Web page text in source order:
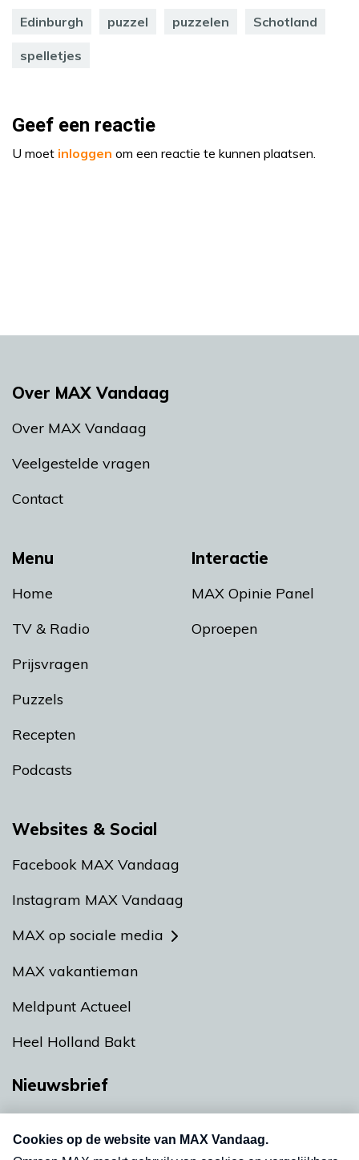
Edinburgh puzzel puzzelen Schotland
spelletjes
Geef een reactie
U moet inloggen om een reactie te kunnen plaatsen.
Menu
Home
TV & Radio
Prijsvragen
Puzzels
Recepten
Podcasts
Interactie
MAX Opinie Panel
Oproepen
Over MAX Vandaag
Over MAX Vandaag
Veelgestelde vragen
Contact
Websites & Social
Facebook MAX Vandaag
Instagram MAX Vandaag
MAX op sociale media
MAX vakantieman
Meldpunt Actueel
Heel Holland Bakt
Nieuwsbrief
nieuwsbrief. Elke vrijdag- en dinsdagochtend in